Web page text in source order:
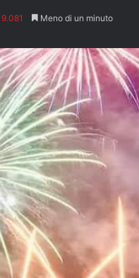
9.081 Meno di un minuto